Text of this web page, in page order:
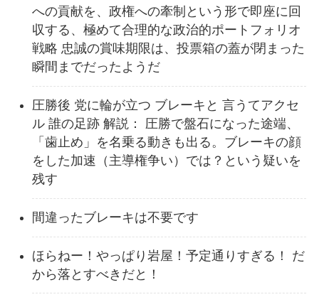
への貢献を、政権への牽制という形で即座に回
収する、極めて合理的な政治的ポートフォリオ
戦略 忠誠の賞味期限は、投票箱の蓋が閉まった
瞬間までだったようだ
圧勝後 党に輪が立つ ブレーキと 言うてアクセ
ル 誰の足跡 解説： 圧勝で盤石になった途端、
「歯止め」を名乗る動きも出る。ブレーキの顔
をした加速（主導権争い）では？という疑いを
残す
間違ったブレーキは不要です
ほらねー！やっぱり岩屋！予定通りすぎる！ だ
から落とすべきだと！